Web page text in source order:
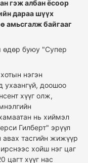
гэж албан ёсоор
дараа шүүх
амьсгалж байгааг
өдөр буюу "Супер
нэгэн
ухаангүй, доошоо
хүүг олж,
нь хиймэл
Гилберт" эрүүл
авах тасгийн жижүүр
хойш нэг цаг
цагт хүүг нас